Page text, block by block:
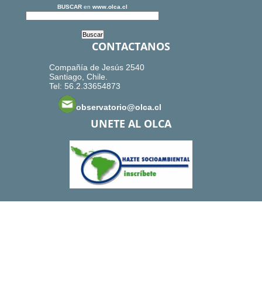
BUSCAR en www.olca.cl
CONTACTANOS
Compañía de Jesús 2540
Santiago, Chile.
Tel: 56.2.33654873
observatorio@olca.cl
UNETE AL OLCA